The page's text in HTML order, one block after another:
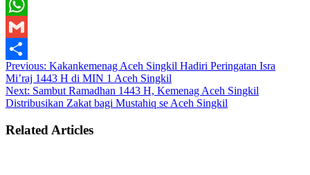
Twitter
WhatsApp
Gmail
Share
Previous: Kakankemenag Aceh Singkil Hadiri Peringatan Isra
Mi’raj 1443 H di MIN 1 Aceh Singkil
Next: Sambut Ramadhan 1443 H, Kemenag Aceh Singkil
Distribusikan Zakat bagi Mustahiq se Aceh Singkil
Related Articles